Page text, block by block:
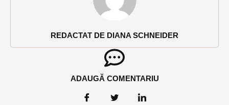
REDACTAT DE DIANA SCHNEIDER
ADAUGĂ COMENTARIU